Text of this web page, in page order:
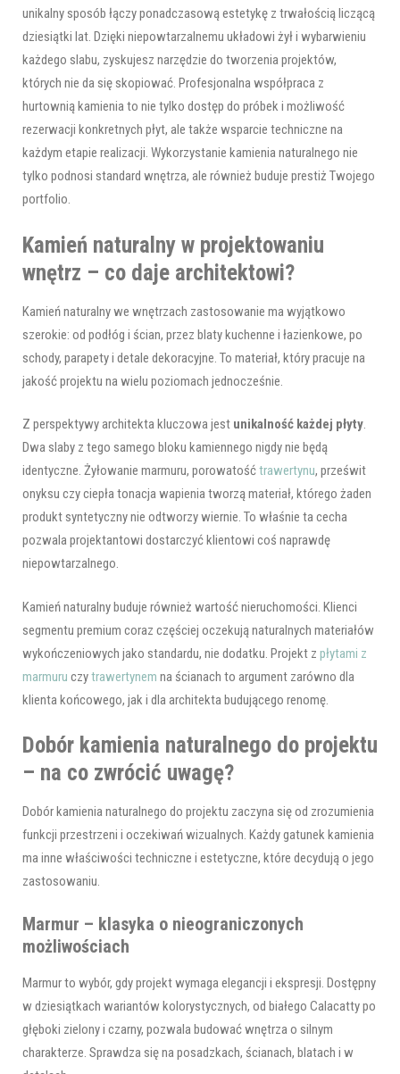
unikalny sposób łączy ponadczasową estetykę z trwałością liczącą
dziesiątki lat. Dzięki niepowtarzalnemu układowi żył i wybarwieniu
każdego slabu, zyskujesz narzędzie do tworzenia projektów,
których nie da się skopiować. Profesjonalna współpraca z
hurtownią kamienia to nie tylko dostęp do próbek i możliwość
rezerwacji konkretnych płyt, ale także wsparcie techniczne na
każdym etapie realizacji. Wykorzystanie kamienia naturalnego nie
tylko podnosi standard wnętrza, ale również buduje prestiż Twojego
portfolio.
Kamień naturalny w projektowaniu
wnętrz – co daje architektowi?
Kamień naturalny we wnętrzach zastosowanie ma wyjątkowo
szerokie: od podłóg i ścian, przez blaty kuchenne i łazienkowe, po
schody, parapety i detale dekoracyjne. To materiał, który pracuje na
jakość projektu na wielu poziomach jednocześnie.
Z perspektywy architekta kluczowa jest unikalność każdej płyty.
Dwa slaby z tego samego bloku kamiennego nigdy nie będą
identyczne. Żyłowanie marmuru, porowatośćtrawertynu, prześwit
onyksu czy ciepła tonacja wapienia tworzą materiał, którego żaden
produkt syntetyczny nie odtworzy wiernie. To właśnie ta cecha
pozwala projektantowi dostarczyć klientowi coś naprawdę
niepowtarzalnego.
Kamień naturalny buduje również wartość nieruchomości. Klienci
segmentu premium coraz częściej oczekują naturalnych materiałów
wykończeniowych jako standardu, nie dodatku. Projekt z płytami z
marmuru czytrawertynem na ścianach to argument zarówno dla
klienta końcowego, jak i dla architekta budującego renomę.
Dobór kamienia naturalnego do projektu
– na co zwrócić uwagę?
Dobór kamienia naturalnego do projektu zaczyna się od zrozumienia
funkcji przestrzeni i oczekiwań wizualnych. Każdy gatunek kamienia
ma inne właściwości techniczne i estetyczne, które decydują o jego
zastosowaniu.
Marmur – klasyka o nieograniczonych
możliwościach
Marmur to wybór, gdy projekt wymaga elegancji i ekspresji. Dostępny
w dziesiątkach wariantów kolorystycznych, od białego Calacatty po
głęboki zielony i czarny, pozwala budować wnętrza o silnym
charakterze. Sprawdza się na posadzkach, ścianach, blatach i w